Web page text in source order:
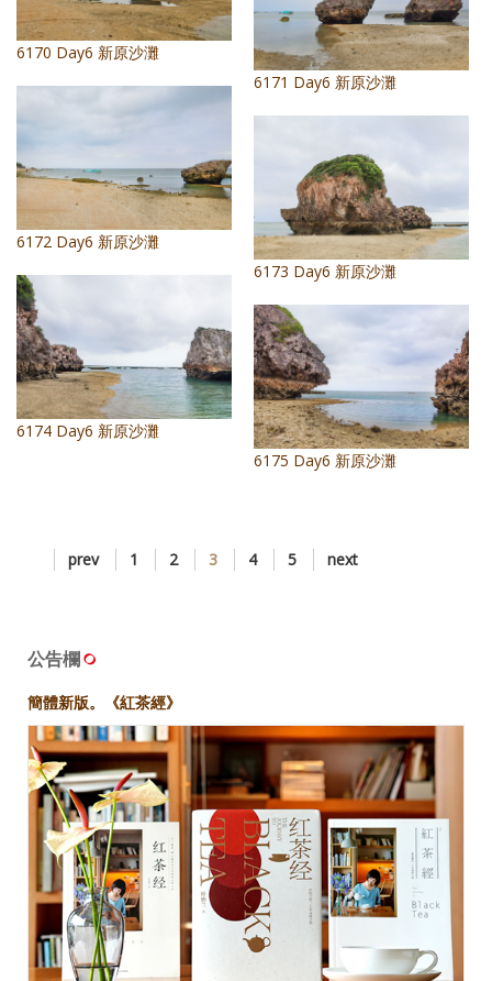
6170 Day6 新原沙灘
6171 Day6 新原沙灘
6172 Day6 新原沙灘
6173 Day6 新原沙灘
6174 Day6 新原沙灘
6175 Day6 新原沙灘
prev 1 2 3 4 5 next
公告欄
簡體新版。《紅茶經》